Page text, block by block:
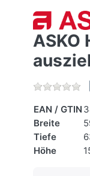
ASKO
EAN / GTIN
Breite
Tiefe
Höhe